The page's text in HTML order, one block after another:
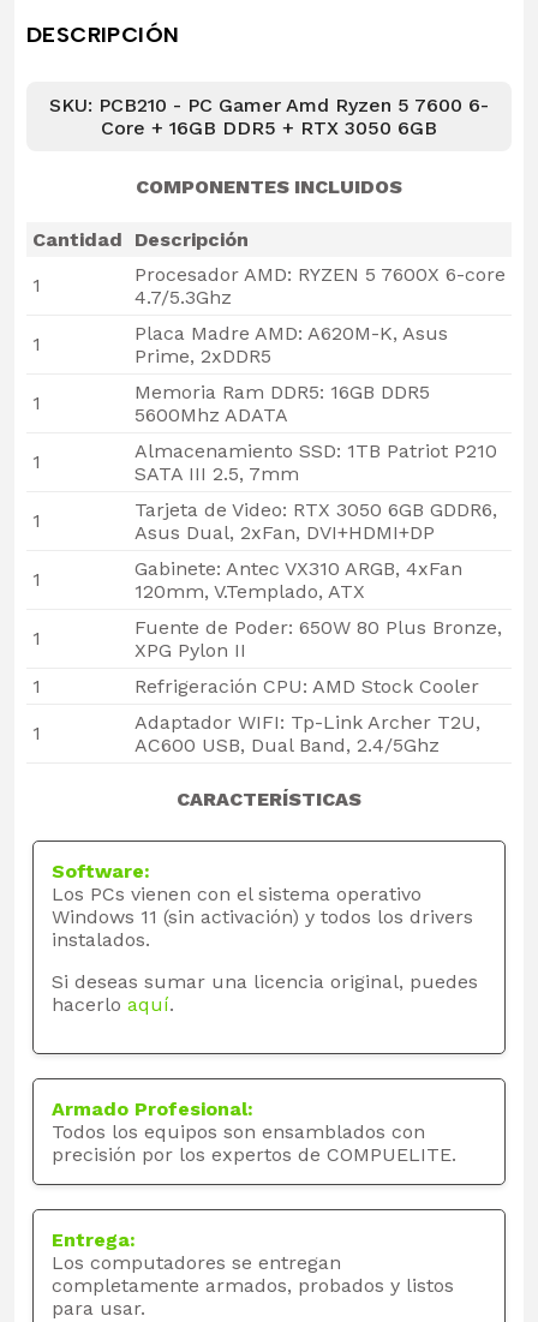
DESCRIPCIÓN
SKU: PCB210 - PC Gamer Amd Ryzen 5 7600 6-
Core + 16GB DDR5 + RTX 3050 6GB
COMPONENTES INCLUIDOS
Cantidad
Descripción
1
Procesador AMD: RYZEN 5 7600X 6-core
4.7/5.3Ghz
1
Placa Madre AMD: A620M-K, Asus
Prime, 2xDDR5
1
Memoria Ram DDR5: 16GB DDR5
5600Mhz ADATA
1
Almacenamiento SSD: 1TB Patriot P210
SATA III 2.5, 7mm
1
Tarjeta de Video: RTX 3050 6GB GDDR6,
Asus Dual, 2xFan, DVI+HDMI+DP
1
Gabinete: Antec VX310 ARGB, 4xFan
120mm, V.Templado, ATX
1
Fuente de Poder: 650W 80 Plus Bronze,
XPG Pylon II
1
Refrigeración CPU: AMD Stock Cooler
1
Adaptador WIFI: Tp-Link Archer T2U,
AC600 USB, Dual Band, 2.4/5Ghz
CARACTERÍSTICAS
Software:
Los PCs vienen con el sistema operativo
Windows 11 (sin activación) y todos los drivers
instalados.
Si deseas sumar una licencia original, puedes
hacerlo aquí.
Armado Profesional:
Todos los equipos son ensamblados con
precisión por los expertos de COMPUELITE.
Entrega:
Los computadores se entregan
completamente armados, probados y listos
para usar.